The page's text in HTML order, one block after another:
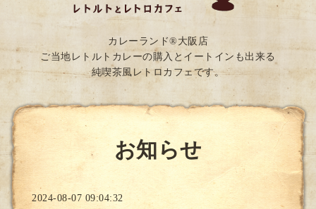
カレーランド®大阪店
ご当地レトルトカレーの購入とイートインも出来る
純喫茶風レトロカフェです。
お知らせ
2024-08-07 09:04:32